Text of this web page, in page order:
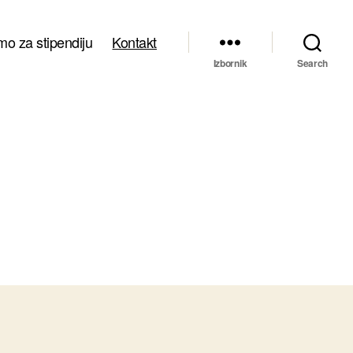
za stipendiju Kontakt
Izbornik Search